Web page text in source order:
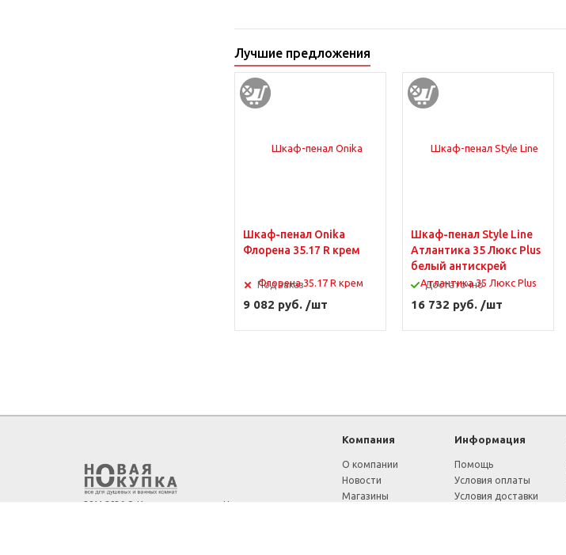
Лучшие предложения
Шкаф-пенал Onika
Флорена 35.17 R крем
Под заказ
9 082 руб. /шт
Шкаф-пенал Style Line
Атлантика 35 Люкс Plus
белый антискрей
Достаточно
16 732 руб. /шт
2011-2026 © Интернет-магазин «Новая покупка»
Компания Информация
О компании
Новости
Магазины
Помощь
Условия оплаты
Условия доставки